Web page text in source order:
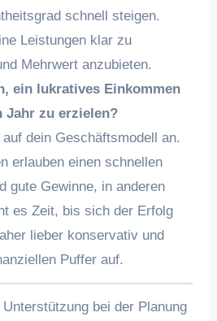
schnell steigen.
Leistungen klar zu
Mehrwert anzubieten.
ein lukratives Einkommen
Jahr zu erzielen?
dein Geschäftsmodell an.
erlauben einen schnellen
gute Gewinne, in anderen
es Zeit, bis sich der Erfolg
lieber konservativ und
Puffer auf.
bei der Planung